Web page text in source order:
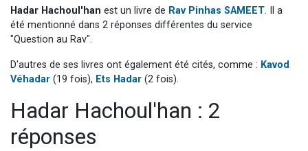
13 personnes viennent de demander une bénédiction
30 personnes viennent de faire un don pour Sauvez la jambe de Yohan
12 nouvelles musiques dans Torah-Box Music
Hadar Hachoul'han est un livre de Rav Pinhas SAMEET. Il a
été mentionné dans 2 réponses différentes du service
"Question au Rav".
D'autres de ses livres ont également été cités, comme : Kavod
Véhadar (19 fois), Ets Hadar (2 fois).
Hadar Hachoul'han : 2
réponses